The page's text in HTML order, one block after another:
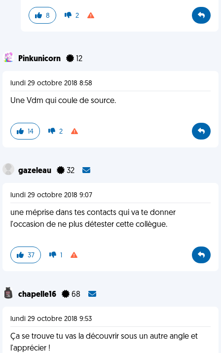
8 2
Pinkunicorn 12
lundi 29 octobre 2018 8:58
Une Vdm qui coule de source.
14 2
gazeleau 32
lundi 29 octobre 2018 9:07
une méprise dans tes contacts qui va te donner
l'occasion de ne plus détester cette collègue.
37 1
chapelle16 68
lundi 29 octobre 2018 9:53
Ça se trouve tu vas la découvrir sous un autre angle et
l'apprécier !